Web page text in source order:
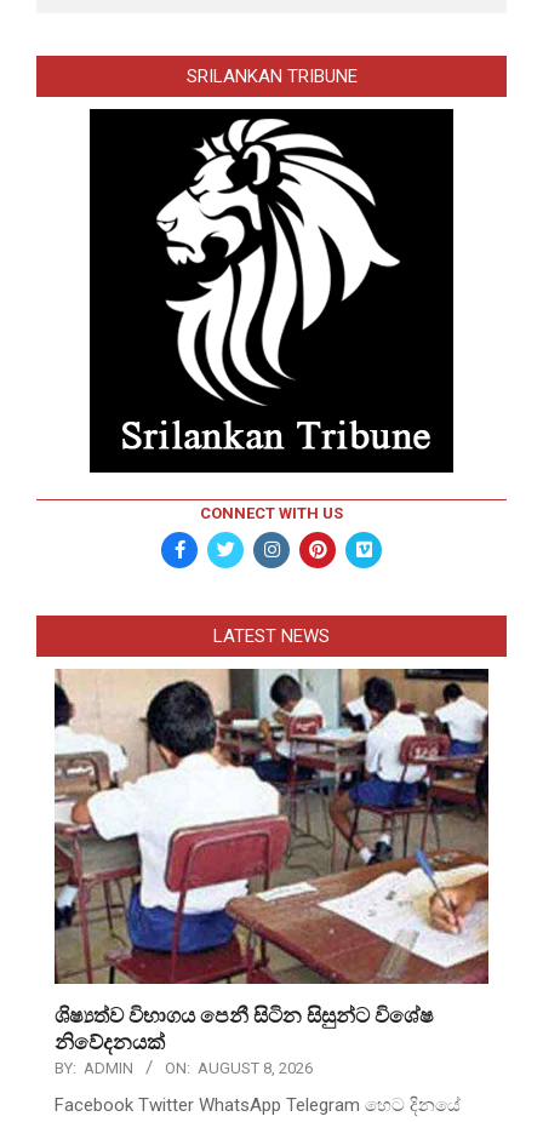
SRILANKAN TRIBUNE
CONNECT WITH US
LATEST NEWS
ශිෂ්‍යත්ව විභාගය පෙනී සිටින සිසුන්ට විශේෂ
නිවේදනයක්
BY: ADMIN ON: AUGUST 8, 2026
Facebook Twitter WhatsApp Telegram හෙට දිනයේ